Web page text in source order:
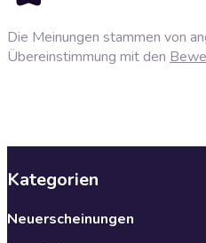
Die Meinungen stammen von
Übereinstimmung mit den
Kategorien
Neuerscheinungen